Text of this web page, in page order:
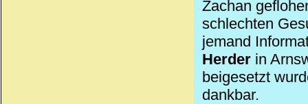
Zachan
schlechten
jemand
Herder in
beigesetzt
dankbar.